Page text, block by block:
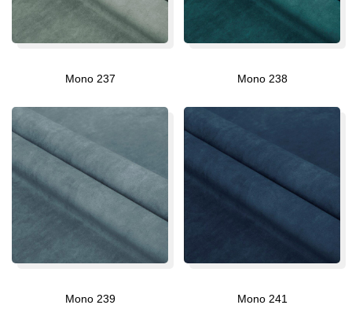
Mono 237 Mono 238
Mono 239 Mono 241